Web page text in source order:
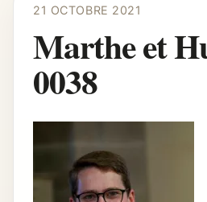
21 OCTOBRE 2021
Marthe et
0038